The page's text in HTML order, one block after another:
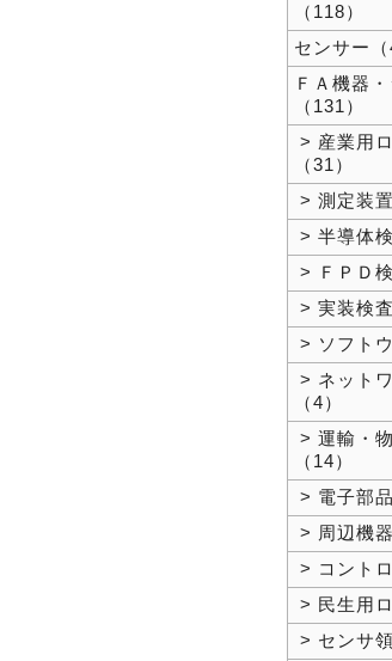
（118）
センサー（
ＦＡ機器
（131）
> 産業用
（31）
> 測定装置
> 半導体
> ＦＰＤ
> 実装検
> ソフト
> ネット
（4）
> 運輸・
（14）
> 電子部
> 周辺機器
> コント
> 民生用
> センサ